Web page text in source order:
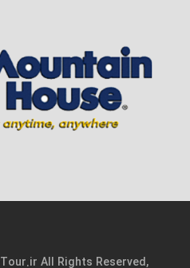
All Rights Reserved,